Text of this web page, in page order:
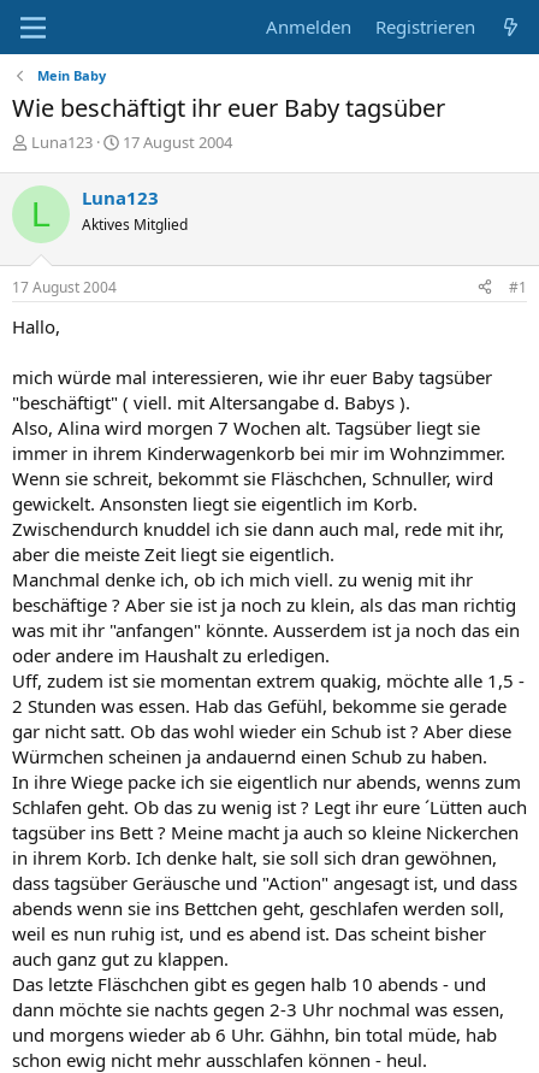
Anmelden Registrieren
Mein Baby
Wie beschäftigt ihr euer Baby tagsüber
E
s
t
e
l
l
e
Luna123
E
t
e
l
17 August 2004
L Luna123
Aktives Mitglied
17 August 2004 #1
Hallo,
mich würde mal interessieren, wie ihr euer Baby tagsüber
"beschäftigt" ( viell. mit Altersangabe d. Babys ).
Also, Alina wird morgen 7 Wochen alt. Tagsüber liegt sie
immer in ihrem Kinderwagenkorb bei mir im Wohnzimmer.
Wenn sie schreit, bekommt sie Fläschchen, Schnuller, wird
gewickelt. Ansonsten liegt sie eigentlich im Korb.
Zwischendurch knuddel ich sie dann auch mal, rede mit ihr,
aber die meiste Zeit liegt sie eigentlich.
Manchmal denke ich, ob ich mich viell. zu wenig mit ihr
beschäftige ? Aber sie ist ja noch zu klein, als das man richtig
was mit ihr "anfangen" könnte. Ausserdem ist ja noch das ein
oder andere im Haushalt zu erledigen.
Uff, zudem ist sie momentan extrem quakig, möchte alle 1,5 -
2 Stunden was essen. Hab das Gefühl, bekomme sie gerade
gar nicht satt. Ob das wohl wieder ein Schub ist ? Aber diese
Würmchen scheinen ja andauernd einen Schub zu haben.
In ihre Wiege packe ich sie eigentlich nur abends, wenns zum
Schlafen geht. Ob das zu wenig ist ? Legt ihr eure ´Lütten auch
tagsüber ins Bett ? Meine macht ja auch so kleine Nickerchen
in ihrem Korb. Ich denke halt, sie soll sich dran gewöhnen,
dass tagsüber Geräusche und "Action" angesagt ist, und dass
abends wenn sie ins Bettchen geht, geschlafen werden soll,
weil es nun ruhig ist, und es abend ist. Das scheint bisher
auch ganz gut zu klappen.
Das letzte Fläschchen gibt es gegen halb 10 abends - und
dann möchte sie nachts gegen 2-3 Uhr nochmal was essen,
und morgens wieder ab 6 Uhr. Gähhn, bin total müde, hab
schon ewig nicht mehr ausschlafen können - heul.